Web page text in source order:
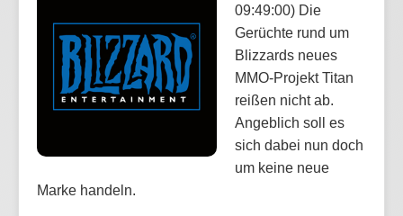
09:49:00) Die
Gerüchte rund um
Blizzards neues
MMO-Projekt Titan
reißen nicht ab.
Angeblich soll es
sich dabei nun doch
um keine neue
Marke handeln.